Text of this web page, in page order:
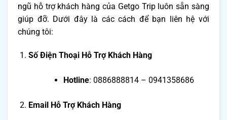
ngũ hỗ trợ khách hàng của Getgo Trip luôn sẵn sàng
giúp đỡ. Dưới đây là các cách để bạn liên hệ với
chúng tôi:
Số Điện Thoại Hỗ Trợ Khách Hàng
Hotline: 0886888814 – 0941358686
Email Hỗ Trợ Khách Hàng